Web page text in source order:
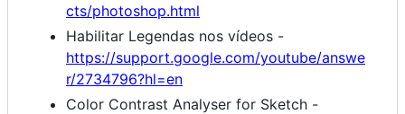
cts/photoshop.html
Habilitar Legendas nos vídeos -
https://support.google.com/youtube/answe
r/2734796?hl=en
Color Contrast Analyser for Sketch -